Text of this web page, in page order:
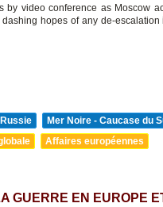
video conference as Moscow
hopes of any de-escalation
Mer Noire - Caucase du
Affaires européennes
GUERRE EN EUROPE